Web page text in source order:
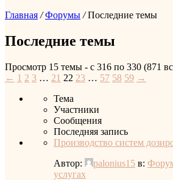
Главная / Форумы / Последние темы
Последние темы
Просмотр 15 темы - с 316 по 330 (871
← 1 2 3 … 21 22 23 … 57 58 59 →
Тема
Участники
Сообщения
Последняя запись
Производство систем
Автор:
palonius15 в:
услугах